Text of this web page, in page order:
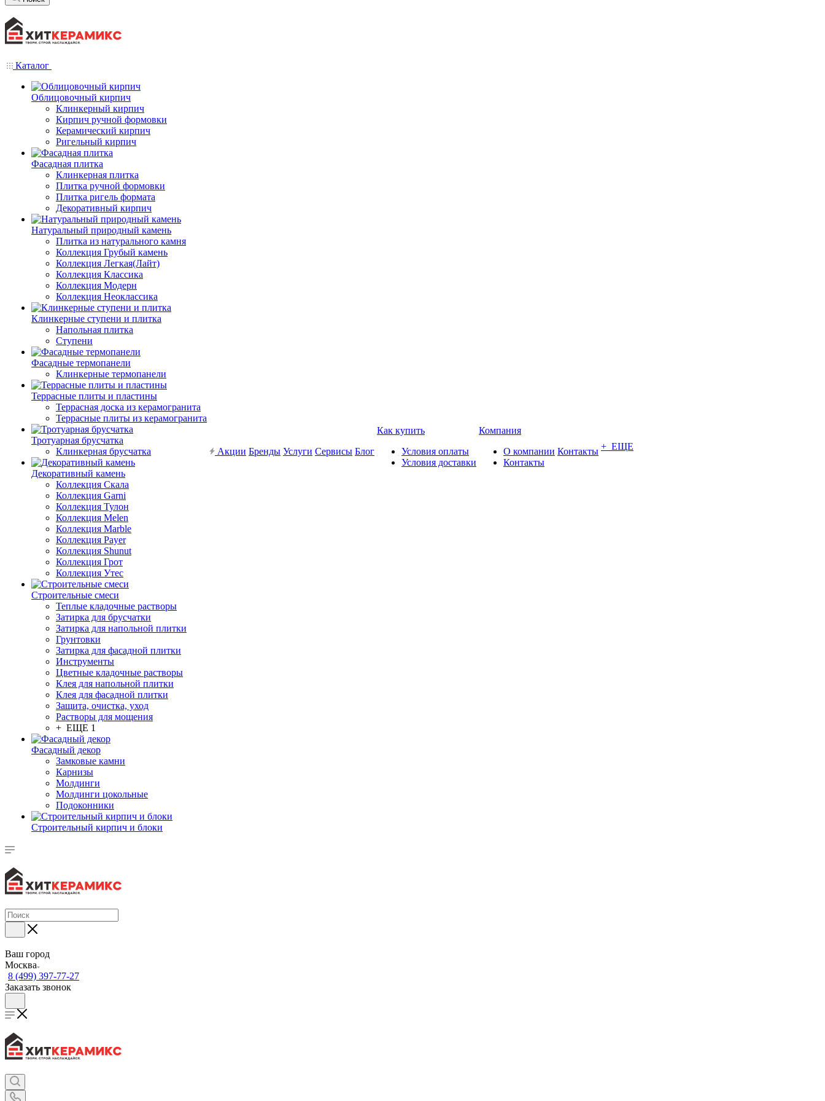
Каталог
Облицовочный кирпич
Клинкерный кирпич
Кирпич ручной формовки
Керамический кирпич
Ригельный кирпич
Фасадная плитка
Клинкерная плитка
Плитка ручной формовки
Плитка ригель формата
Декоративный кирпич
Натуральный природный камень
Плитка из натурального камня
Коллекция Грубый камень
Коллекция Легкая(Лайт)
Коллекция Классика
Коллекция Модерн
Коллекция Неоклассика
Клинкерные ступени и плитка
Напольная плитка
Ступени
Фасадные термопанели
Клинкерные термопанели
Террасные плиты и пластины
Террасная доска из керамогранита
Террасные плиты из керамогранита
Тротуарная брусчатка
Клинкерная брусчатка
Декоративный камень
Коллекция Скала
Коллекция Garni
Коллекция Тулон
Коллекция Melen
Коллекция Marble
Коллекция Payer
Коллекция Shunut
Коллекция Грот
Коллекция Утес
Строительные смеси
Теплые кладочные растворы
Затирка для брусчатки
Затирка для напольной плитки
Грунтовки
Затирка для фасадной плитки
Инструменты
Цветные кладочные растворы
Клея для напольной плитки
Клея для фасадной плитки
Защита, очистка, уход
Растворы для мощения
+ ЕЩЕ 1
Фасадный декор
Замковые камни
Карнизы
Молдинги
Молдинги цокольные
Подоконники
Строительный кирпич и блоки
Акции Бренды Услуги Сервисы Блог
Как купить
Условия оплаты
Условия доставки
Компания
О компании
Контакты
Контакты + ЕЩЕ
Ваш город
Москва
8 (499) 397-77-27
Заказать звонок